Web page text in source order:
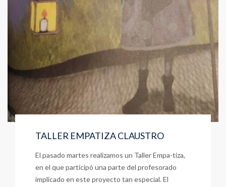
TALLER EMPATIZA CLAUSTRO
El pasado martes realizamos un Taller Empa-tiza,
en el que participó una parte del profesorado
implicado en este proyecto tan especial. El